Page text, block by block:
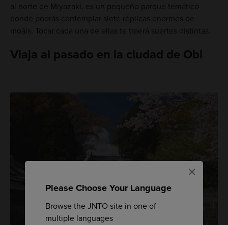
Please Choose Your Language
Browse the JNTO site in one of
multiple languages
×
al norte de Miyazaki, es un pequeño parque temático
donde podrás contemplar siete réplicas enormes de
moáis. Tocar cada una de ellas te traerá suertes distintas.
Viaja al pasado en la ciudad de Obi